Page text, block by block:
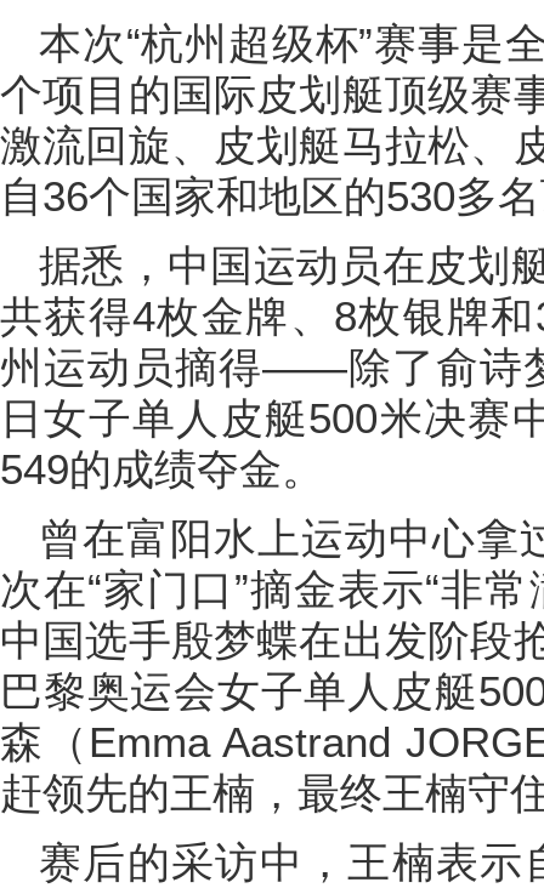
本次“杭州超级杯”赛事是
个项目的国际皮划艇顶级赛
激流回旋、皮划艇马拉松、
自36个国家和地区的530多
据悉，中国运动员在皮划
共获得4枚金牌、8枚银牌
州运动员摘得——除了俞诗
日女子单人皮艇500米决赛
549的成绩夺金。
曾在富阳水上运动中心拿
次在“家门口”摘金表示“非
中国选手殷梦蝶在出发阶段
巴黎奥运会女子单人皮艇
森（Emma Aastrand
赶领先的王楠，最终王楠守
赛后的采访中，王楠表示